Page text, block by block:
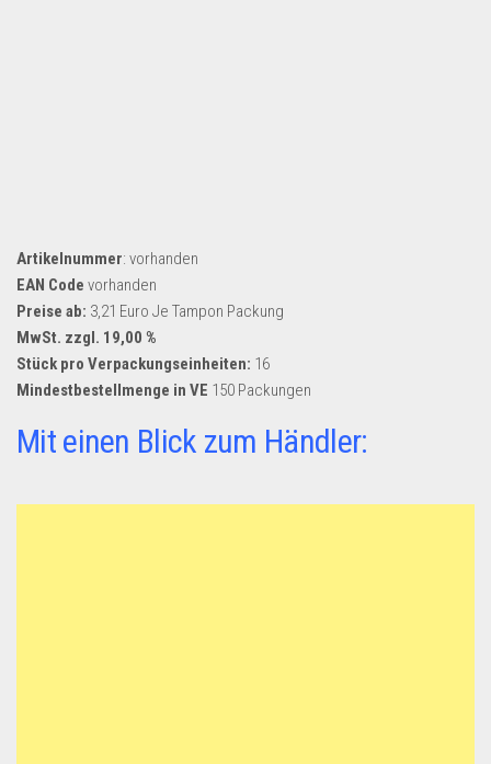
Lidl
Anmelden
Kostenlos Registrieren
Artikelnummer: vorhanden
EAN Code vorhanden
Preise ab: 3,21 Euro Je Tampon Packung
MwSt. zzgl. 19,00 %
Stück pro Verpackungseinheiten: 16
Mindestbestellmenge in VE 150 Packungen
Mit einen Blick zum Händler: